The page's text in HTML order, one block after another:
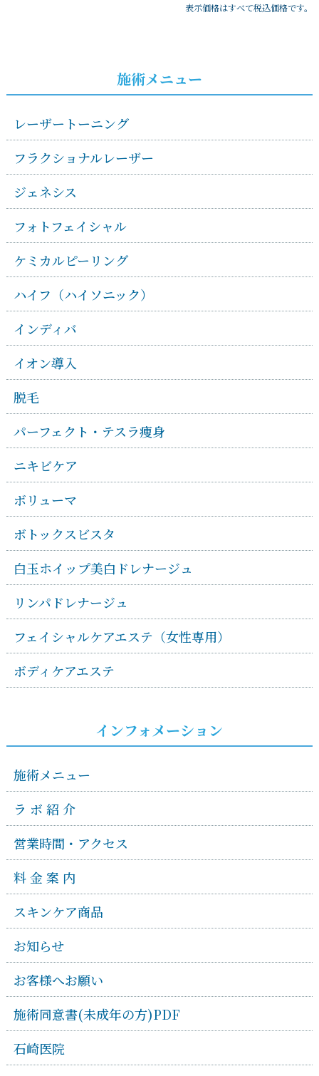
表示価格はすべて税込価格です。
施術メニュー
レーザートーニング
フラクショナルレーザー
ジェネシス
フォトフェイシャル
ケミカルピーリング
ハイフ（ハイソニック）
インディバ
イオン導入
脱毛
パーフェクト・テスラ痩身
ニキビケア
ボリューマ
ボトックスビスタ
白玉ホイップ美白ドレナージュ
リンパドレナージュ
フェイシャルケアエステ（女性専用）
ボディケアエステ
インフォメーション
施術メニュー
ラ ボ 紹 介
営業時間・アクセス
料 金 案 内
スキンケア商品
お知らせ
お客様へお願い
施術同意書(未成年の方)PDF
石崎医院